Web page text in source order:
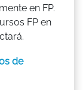
en FP.
FP en
de